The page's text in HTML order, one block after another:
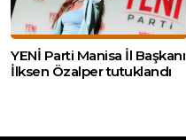
YENİ Parti Manisa İl Başkanı
İlksen Özalper tutuklandı